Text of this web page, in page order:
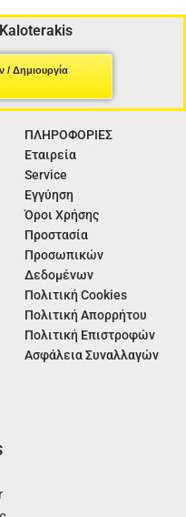
/ Δημιουργία
ΠΛΗΡΟΦΟΡΙΕΣ
Εταιρεία
Service
Εγγύηση
Όροι Χρήσης
Προστασία
Προσωπικών
Δεδομένων
Πολιτική Cookies
Πολιτική Απορρήτου
Πολιτική Επιστροφών
Ασφάλεια Συναλλαγών